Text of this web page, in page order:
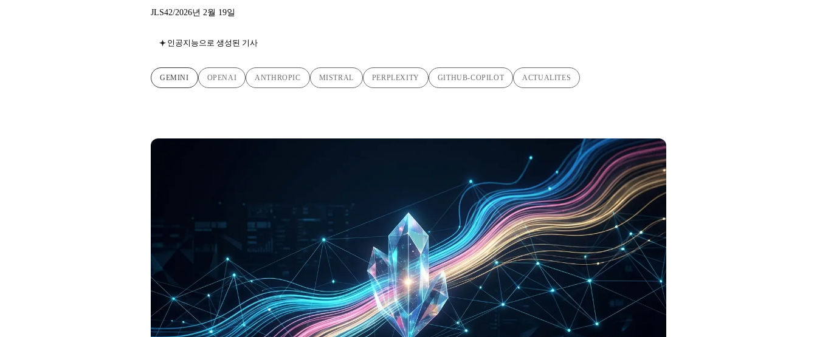
JLS42/2026년 2월 19일
인공지능으로 생성된 기사
GEMINI OPENAI ANTHROPIC MISTRAL PERPLEXITY GITHUB-COPILOT ACTUALITES